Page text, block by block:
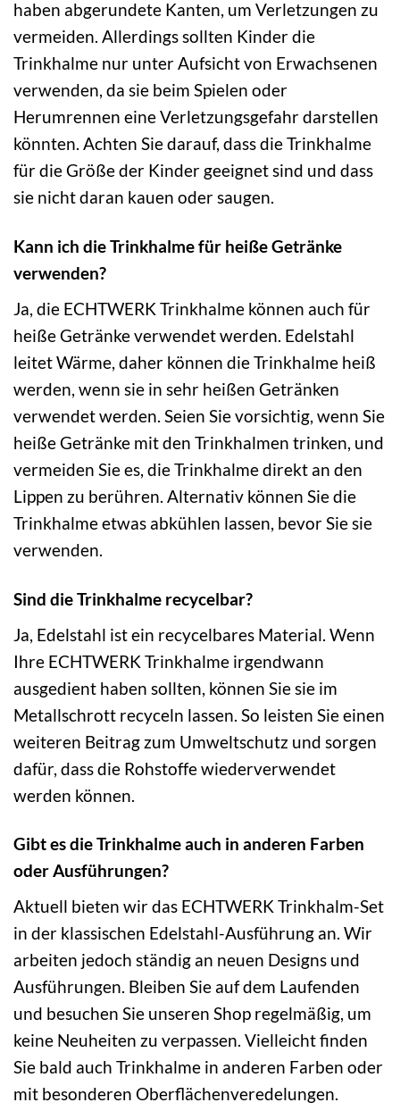
haben abgerundete Kanten, um Verletzungen zu
vermeiden. Allerdings sollten Kinder die
Trinkhalme nur unter Aufsicht von Erwachsenen
verwenden, da sie beim Spielen oder
Herumrennen eine Verletzungsgefahr darstellen
könnten. Achten Sie darauf, dass die Trinkhalme
für die Größe der Kinder geeignet sind und dass
sie nicht daran kauen oder saugen.
Kann ich die Trinkhalme für heiße Getränke
verwenden?
Ja, die ECHTWERK Trinkhalme können auch für
heiße Getränke verwendet werden. Edelstahl
leitet Wärme, daher können die Trinkhalme heiß
werden, wenn sie in sehr heißen Getränken
verwendet werden. Seien Sie vorsichtig, wenn Sie
heiße Getränke mit den Trinkhalmen trinken, und
vermeiden Sie es, die Trinkhalme direkt an den
Lippen zu berühren. Alternativ können Sie die
Trinkhalme etwas abkühlen lassen, bevor Sie sie
verwenden.
Sind die Trinkhalme recycelbar?
Ja, Edelstahl ist ein recycelbares Material. Wenn
Ihre ECHTWERK Trinkhalme irgendwann
ausgedient haben sollten, können Sie sie im
Metallschrott recyceln lassen. So leisten Sie einen
weiteren Beitrag zum Umweltschutz und sorgen
dafür, dass die Rohstoffe wiederverwendet
werden können.
Gibt es die Trinkhalme auch in anderen Farben
oder Ausführungen?
Aktuell bieten wir das ECHTWERK Trinkhalm-Set
in der klassischen Edelstahl-Ausführung an. Wir
arbeiten jedoch ständig an neuen Designs und
Ausführungen. Bleiben Sie auf dem Laufenden
und besuchen Sie unseren Shop regelmäßig, um
keine Neuheiten zu verpassen. Vielleicht finden
Sie bald auch Trinkhalme in anderen Farben oder
mit besonderen Oberflächenveredelungen.